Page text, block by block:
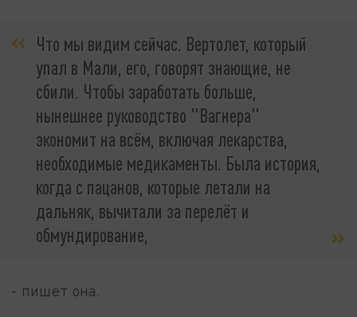
Что мы видим сейчас. Вертолет, который
упал в Мали, его, говорят знающие, не
сбили. Чтобы заработать больше,
нынешнее руководство "Вагнера"
экономит на всём, включая лекарства,
необходимые медикаменты. Была история,
когда с пацанов, которые летали на
дальняк, вычитали за перелёт и
обмундирование,
- пишет она.